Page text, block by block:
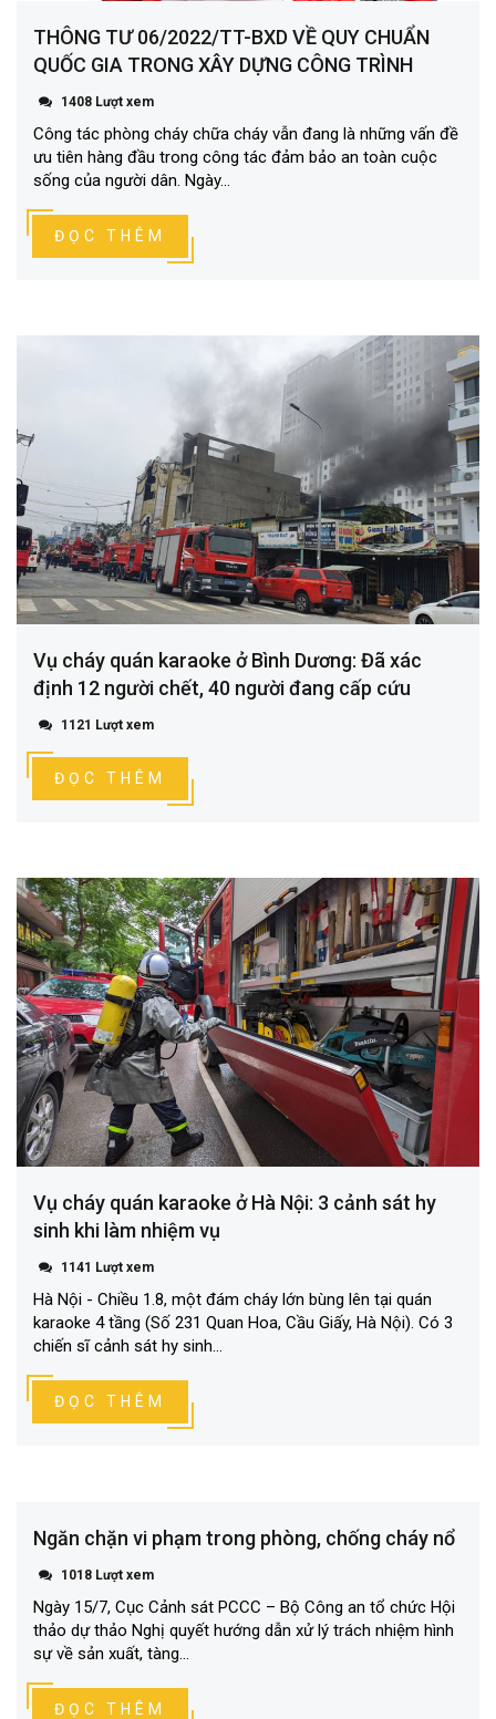
THÔNG TƯ 06/2022/TT-BXD VỀ QUY CHUẨN
QUỐC GIA TRONG XÂY DỰNG CÔNG TRÌNH
1408 Lượt xem
Công tác phòng cháy chữa cháy vẫn đang là những vấn đề
ưu tiên hàng đầu trong công tác đảm bảo an toàn cuộc
sống của người dân. Ngày...
ĐỌC THÊM
Vụ cháy quán karaoke ở Bình Dương: Đã xác
định 12 người chết, 40 người đang cấp cứu
1121 Lượt xem
ĐỌC THÊM
Vụ cháy quán karaoke ở Hà Nội: 3 cảnh sát hy
sinh khi làm nhiệm vụ
1141 Lượt xem
Hà Nội - Chiều 1.8, một đám cháy lớn bùng lên tại quán
karaoke 4 tầng (Số 231 Quan Hoa, Cầu Giấy, Hà Nội). Có 3
chiến sĩ cảnh sát hy sinh...
ĐỌC THÊM
Ngăn chặn vi phạm trong phòng, chống cháy nổ
1018 Lượt xem
Ngày 15/7, Cục Cảnh sát PCCC – Bộ Công an tổ chức Hội
thảo dự thảo Nghị quyết hướng dẫn xử lý trách nhiệm hình
sự về sản xuất, tàng...
ĐỌC THÊM